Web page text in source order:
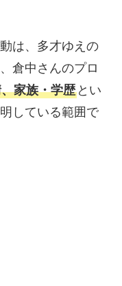
は、多才ゆえの
倉中さんのプロ
家族・学歴とい
している範囲で